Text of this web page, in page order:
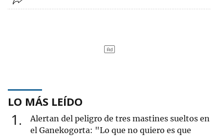
LO MÁS LEÍDO
1
Alertan del peligro de tres mastines sueltos en
el Ganekogorta: "Lo que no quiero es que